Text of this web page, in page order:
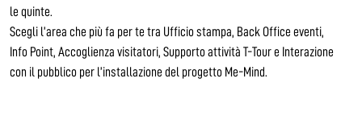
le quinte.
Scegli l’area che più fa per te tra Ufficio stampa, Back Office eventi,
Info Point, Accoglienza visitatori, Supporto attività T-Tour e Interazione
con il pubblico per l’installazione del progetto Me-Mind.